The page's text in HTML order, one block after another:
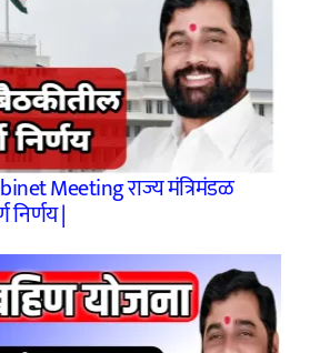
Meeting राज्य मंत्रिमंडळ
|